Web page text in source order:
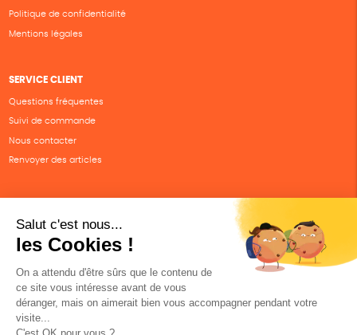
Politique de confidentialité
Mentions légales
SERVICE CLIENT
Questions fréquentes
Suivi de commande
Nous contacter
Renvoyer des articles